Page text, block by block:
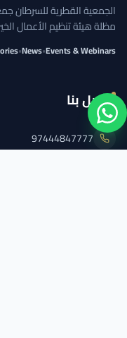
الجمعية القطرية للسرطان
مظلة هيئة تنظيم الأعمال
Events & Webinars
•
News
•
اتصل بنا
97444847777